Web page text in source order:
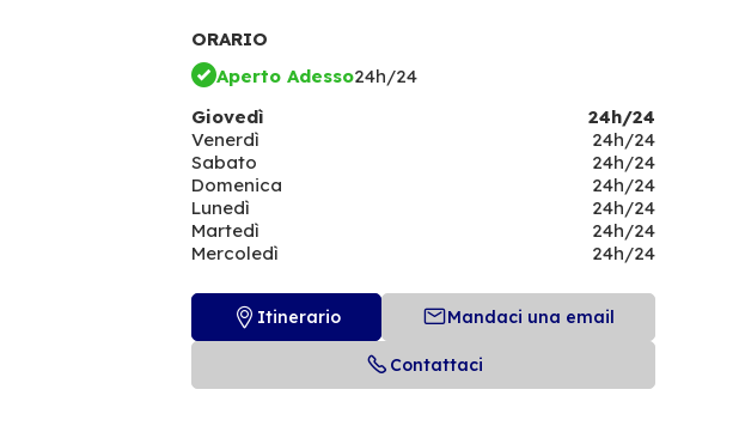
ORARIO
Aperto Adesso24h/24
Giovedì
24h/24
Venerdì
24h/24
Sabato
24h/24
Domenica
24h/24
Lunedì
24h/24
Martedì
24h/24
Mercoledì
24h/24
Itinerario Mandaci una email
Contattaci